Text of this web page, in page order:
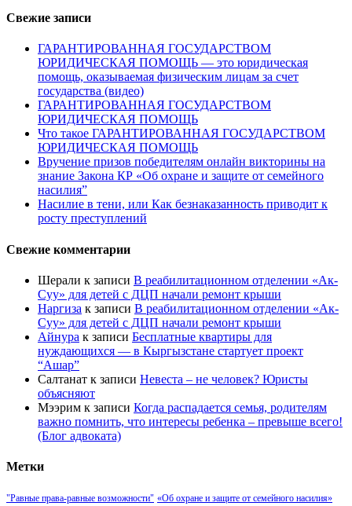
Свежие записи
ГАРАНТИРОВАННАЯ ГОСУДАРСТВОМ
ЮРИДИЧЕСКАЯ ПОМОЩЬ — это юридическая
помощь, оказываемая физическим лицам за счет
государства (видео)
ГАРАНТИРОВАННАЯ ГОСУДАРСТВОМ
ЮРИДИЧЕСКАЯ ПОМОЩЬ
Что такое ГАРАНТИРОВАННАЯ ГОСУДАРСТВОМ
ЮРИДИЧЕСКАЯ ПОМОЩЬ
Вручение призов победителям онлайн викторины на
знание Закона КР «Об охране и защите от семейного
насилия”
Насилие в тени, или Как безнаказанность приводит к
росту преступлений
Свежие комментарии
Шерали к записи В реабилитационном отделении «Ак-
Суу» для детей с ДЦП начали ремонт крыши
Наргиза к записи В реабилитационном отделении «Ак-
Суу» для детей с ДЦП начали ремонт крыши
Айнура к записи Бесплатные квартиры для
нуждающихся — в Кыргызстане стартует проект
“Ашар”
Салтанат к записи Невеста – не человек? Юристы
объясняют
Мээрим к записи Когда распадается семья, родителям
важно помнить, что интересы ребенка – превыше всего!
(Блог адвоката)
Метки
"Равные права-равные возможности" «Об охране и защите от семейного насилия»